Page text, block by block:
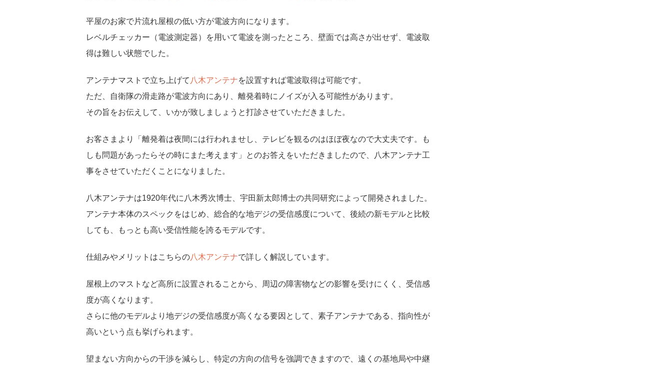
平屋のお家で片流れ屋根の低い方が電波方向になります。
レベルチェッカー（電波測定器）を用いて電波を測ったところ、壁面では高さが出せず、電波取
得は難しい状態でした。
アンテナマストで立ち上げて 八木アンテナを設置すれば電波取得は可能です。
ただ、自衛隊の滑走路が電波方向にあり、離発着時にノイズが入る可能性があります。
その旨をお伝えして、いかが致しましょうと打診させていただきました。
お客さまより「離発着は夜間には行われませし、テレビを観るのはほぼ夜なので大丈夫です。も
しも問題があったらその時にまた考えます」とのお答えをいただきましたので、八木アンテナ工
事をさせていただくことになりました。
八木アンテナは1920年代に八木秀次博士、宇田新太郎博士の共同研究によって開発されました。
アンテナ本体のスペックをはじめ、総合的な地デジの受信感度について、後続の新モデルと比較
しても、もっとも高い受信性能を誇るモデルです。
仕組みやメリットはこちらの八木アンテナで詳しく解説しています。
屋根上のマストなど高所に設置されることから、周辺の障害物などの影響を受けにくく、受信感
度が高くなります。
さらに他のモデルより地デジの受信感度が高くなる要因として、素子アンテナである、指向性が
高いという点も挙げられます。
望まない方向からの干渉を減らし、特定の方向の信号を強調できますので、遠くの基地局や中継